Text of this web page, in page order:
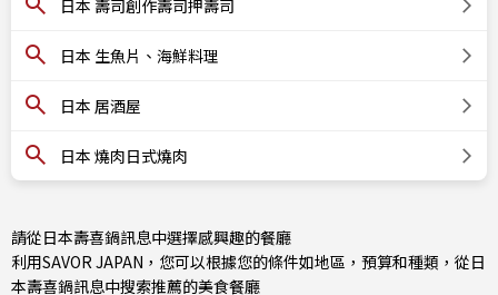
日本 壽司創作壽司押壽司
日本 生魚片、海鮮料理
日本 居酒屋
日本 燒肉日式燒肉
請從日本壽喜鍋訊息中選擇感興趣的餐廳
利用SAVOR JAPAN，您可以根據您的條件如地區，預算和種類，從日
本壽喜鍋訊息中搜索推薦的美食餐廳